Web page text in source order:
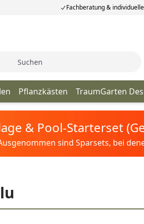
Fachberatung &
Pflanzkästen TraumGarten
& Pool-Starterset
sind Sparsets, bei